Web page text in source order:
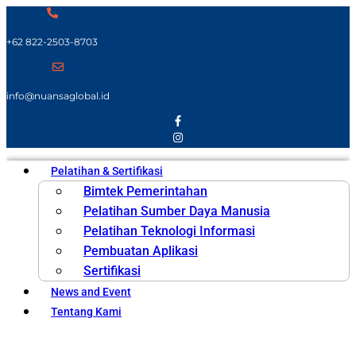
+62 822-2503-8703
info@nuansaglobal.id
Pelatihan & Sertifikasi
Bimtek Pemerintahan
Pelatihan Sumber Daya Manusia
Pelatihan Teknologi Informasi
Pembuatan Aplikasi
Sertifikasi
News and Event
Tentang Kami